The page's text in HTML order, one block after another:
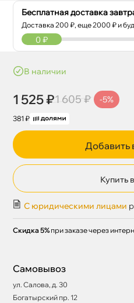
Бесплатная доставка
Доставка200 ₽, еще2000 ₽ и
0 ₽
наличии
1 525 ₽1 605 ₽ -5%
381 ₽
Добавить
Купить
С юридическими лицами
Скидка 5% при заказе через
Самовывоз
ул. Салова, д. 30
Богатырский пр. 12